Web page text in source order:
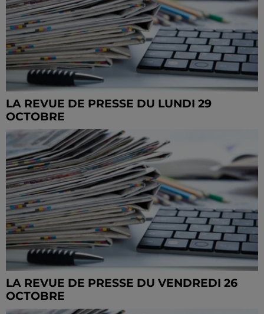
LA REVUE DE PRESSE DU LUNDI 29
OCTOBRE
LA REVUE DE PRESSE DU VENDREDI 26
OCTOBRE